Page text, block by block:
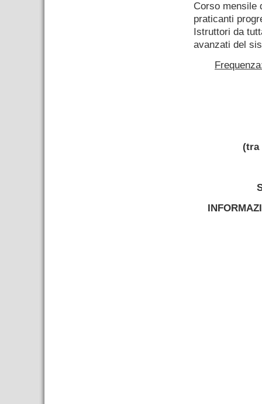
Corso mensile
praticanti
Istruttori da
avanzati del
(tra